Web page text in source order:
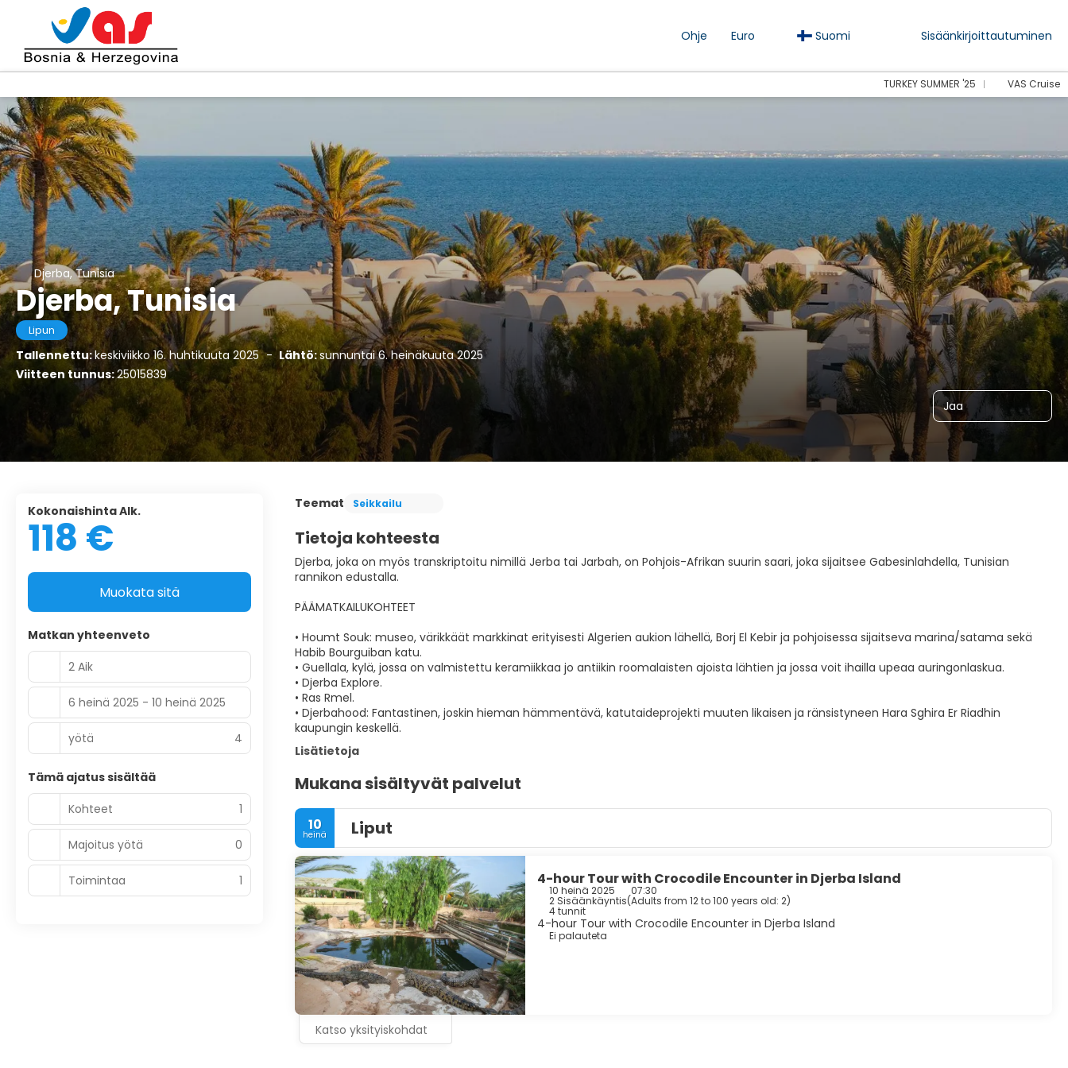
Ohje Euro Suomi Sisäänkirjoittautuminen
TURKEY SUMMER '25 VAS Cruise
Djerba, Tunisia
Djerba, Tunisia
Lipun
Tallennettu:keskiviikko 16. huhtikuuta 2025 - Lähtö:sunnuntai 6. heinäkuuta 2025
Viitteen tunnus:25015839
Jaa
Teemat Seikkailu
Tietoja kohteesta
Djerba, joka on myös transkriptoitu nimillä Jerba tai Jarbah, on Pohjois-Afrikan suurin saari, joka sijaitsee Gabesinlahdella, Tunisian
rannikon edustalla.
PÄÄMATKAILUKOHTEET
• Houmt Souk: museo, värikkäät markkinat erityisesti Algerien aukion lähellä, Borj El Kebir ja pohjoisessa sijaitseva marina/satama sekä
Habib Bourguiban katu.
• Guellala, kylä, jossa on valmistettu keramiikkaa jo antiikin roomalaisten ajoista lähtien ja jossa voit ihailla upeaa auringonlaskua.
• Djerba Explore.
• Ras Rmel.
• Djerbahood: Fantastinen, joskin hieman hämmentävä, katutaideprojekti muuten likaisen ja ränsistyneen Hara Sghira Er Riadhin
kaupungin keskellä.
Lisätietoja
Mukana sisältyvät palvelut
10
heinä Liput
4-hour Tour with Crocodile Encounter in Djerba Island
10 heinä 2025 07:30
2 Sisäänkäyntis(Adults from 12 to 100 years old: 2)
4 tunnit
4-hour Tour with Crocodile Encounter in Djerba Island
Ei palauteta
Katso yksityiskohdat
Kokonaishinta Alk.
118 €
Muokata sitä
Matkan yhteenveto
2 Aik
6 heinä 2025 - 10 heinä 2025
yötä 4
Tämä ajatus sisältää
Kohteet
1
Majoitus yötä 0
Toimintaa 1